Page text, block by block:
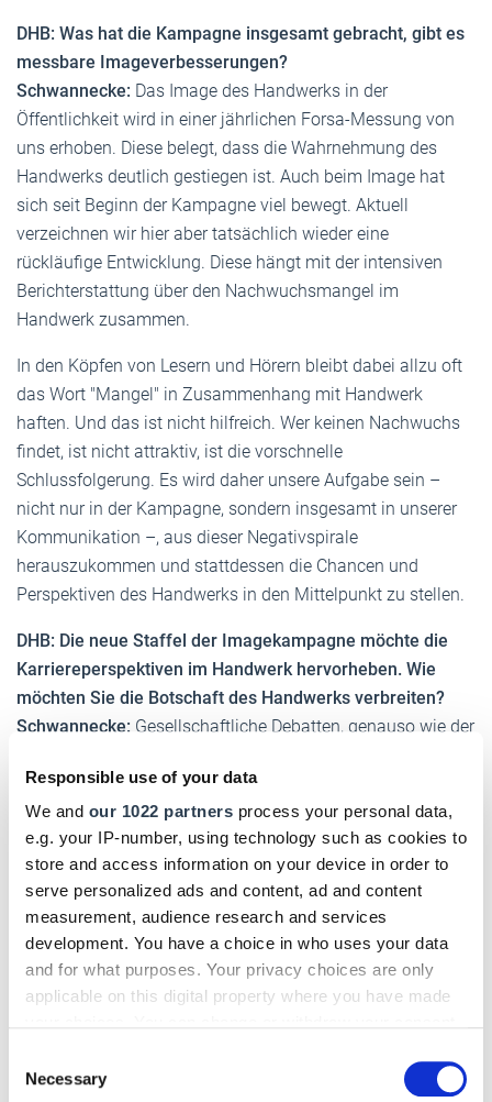
Responsible use of your data
We and our 1022 partners process your personal data,
e.g. your IP-number, using technology such as cookies to
store and access information on your device in order to
serve personalized ads and content, ad and content
measurement, audience research and services
development. You have a choice in who uses your data
and for what purposes. Your privacy choices are only
applicable on this digital property where you have made
the Privacy trigger icon.
Selection
Necessary
DHB: Was hat die Kampagne insgesamt gebracht, gibt es
messbare Imageverbesserungen?
Schwannecke: Das Image des Handwerks in der
Öffentlichkeit wird in einer jährlichen Forsa-Messung von
uns erhoben. Diese belegt, dass die Wahrnehmung des
Handwerks deutlich gestiegen ist. Auch beim Image hat
sich seit Beginn der Kampagne viel bewegt. Aktuell
verzeichnen wir hier aber tatsächlich wieder eine
rückläufige Entwicklung. Diese hängt mit der intensiven
Berichterstattung über den Nachwuchsmangel im
Handwerk zusammen.
In den Köpfen von Lesern und Hörern bleibt dabei allzu oft
das Wort "Mangel" in Zusammenhang mit Handwerk
haften. Und das ist nicht hilfreich. Wer keinen Nachwuchs
findet, ist nicht attraktiv, ist die vorschnelle
Schlussfolgerung. Es wird daher unsere Aufgabe sein –
nicht nur in der Kampagne, sondern insgesamt in unserer
Kommunikation –, aus dieser Negativspirale
herauszukommen und stattdessen die Chancen und
Perspektiven des Handwerks in den Mittelpunkt zu stellen.
DHB: Die neue Staffel der Imagekampagne möchte die
Karriereperspektiven im Handwerk hervorheben. Wie
möchten Sie die Botschaft des Handwerks verbreiten?
Schwannecke: Gesellschaftliche Debatten, genauso wie der
Einflussfaktoren bei der Berufswahl. Es ist daher wichtig,
dass wir uns mit der Kampagne nicht nur an Schüler direkt
richten, sondern auch an deren Umfeld und die
Öffentlichkeit.
Zur gezielten Ansprache von Eltern und Lehrern wird es im
Kampagnenverlauf zudem explizite Maßnahmen geben.
Wir müssen weiterhin an einem gesellschaftlichen
Umdenken arbeiten. Eine duale Ausbildung ist ebenso viel